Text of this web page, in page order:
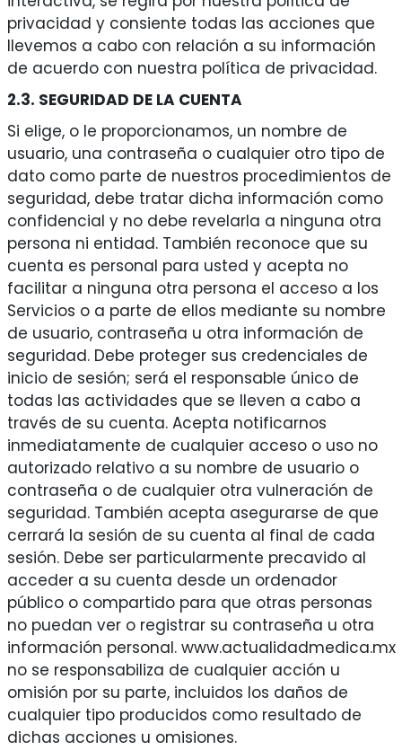
privacidad y consiente todas las acciones que
llevemos a cabo con relación a su información
de acuerdo con nuestra política de privacidad.
2.3. SEGURIDAD DE LA CUENTA
Si elige, o le proporcionamos, un nombre de
usuario, una contraseña o cualquier otro tipo de
dato como parte de nuestros procedimientos de
seguridad, debe tratar dicha información como
confidencial y no debe revelarla a ninguna otra
persona ni entidad. También reconoce que su
cuenta es personal para usted y acepta no
facilitar a ninguna otra persona el acceso a los
Servicios o a parte de ellos mediante su nombre
de usuario, contraseña u otra información de
seguridad. Debe proteger sus credenciales de
inicio de sesión; será el responsable único de
todas las actividades que se lleven a cabo a
través de su cuenta. Acepta notificarnos
inmediatamente de cualquier acceso o uso no
autorizado relativo a su nombre de usuario o
contraseña o de cualquier otra vulneración de
seguridad. También acepta asegurarse de que
cerrará la sesión de su cuenta al final de cada
sesión. Debe ser particularmente precavido al
acceder a su cuenta desde un ordenador
público o compartido para que otras personas
no puedan ver o registrar su contraseña u otra
información personal. www.actualidadmedica.mx
no se responsabiliza de cualquier acción u
omisión por su parte, incluidos los daños de
cualquier tipo producidos como resultado de
dichas acciones u omisiones.